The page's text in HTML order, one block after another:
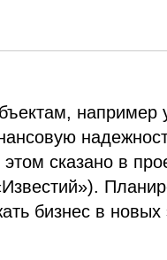
например
сказано в
бизнес в новых